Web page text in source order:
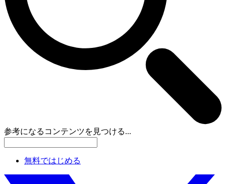
参考になるコンテンツを見つける...
無料ではじめる